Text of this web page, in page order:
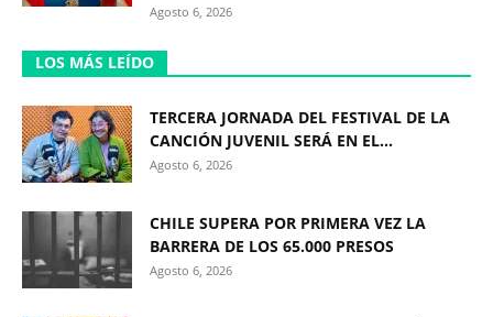
Agosto 6, 2026
LOS MÁS LEÍDO
TERCERA JORNADA DEL FESTIVAL DE LA
CANCIÓN JUVENIL SERÁ EN EL...
Agosto 6, 2026
CHILE SUPERA POR PRIMERA VEZ LA
BARRERA DE LOS 65.000 PRESOS
Agosto 6, 2026